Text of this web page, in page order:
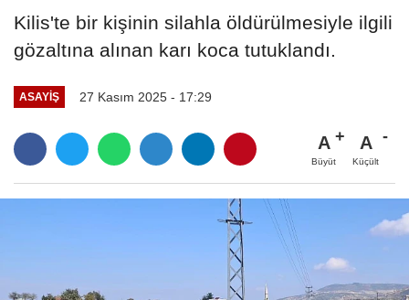
Kilis'te bir kişinin silahla öldürülmesiyle ilgili
gözaltına alınan karı koca tutuklandı.
ASAYIŞ 27 Kasım 2025 - 17:29
A
Büyüt
A
Küçült